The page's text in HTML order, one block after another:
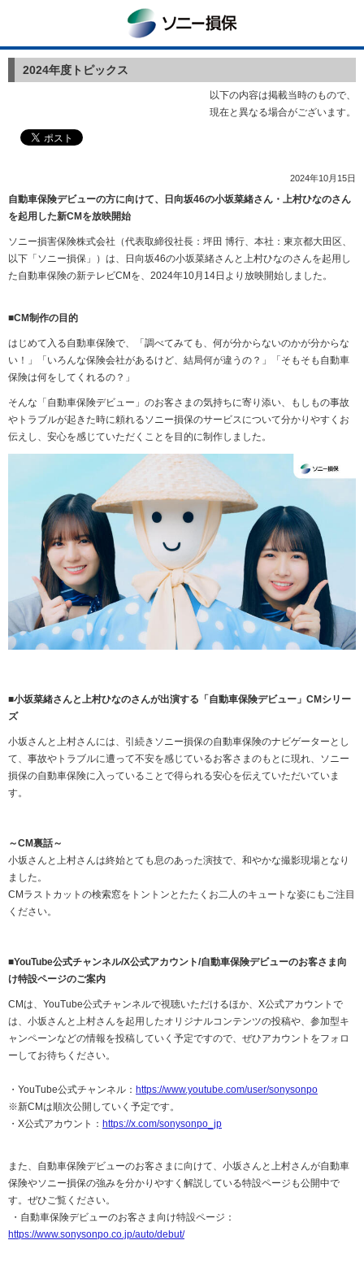
2024年度トピックス
以下の内容は掲載当時のもので、
現在と異なる場合がございます。
2024年10月15日
自動車保険デビューの方に向けて、日向坂46の小坂菜緒さん・上村ひなのさん
を起用した新CMを放映開始
ソニー損害保険株式会社（代表取締役社長：坪田 博行、本社：東京都大田区、
以下「ソニー損保」）は、日向坂46の小坂菜緒さんと上村ひなのさんを起用し
た自動車保険の新テレビCM を、 2024年10月 14日より放映開始しました。
■CM制作の目的
はじめて入る自動車保険で、「調べてみても、何が分からないのかが分からな
い！」「いろんな保険会社があるけど、結局何が違うの？」「そもそも自動車
保険は何をしてくれるの？」
そんな「自動車保険デビュー」のお客さまの気持ちに寄り添い、もしもの事故
やトラブルが起きた時に頼れるソニー損保のサービスについて分かりやすくお
伝えし、安心を感じていただくことを目的に制作しました。
■小坂菜緒さんと上村ひなのさんが出演する「自動車保険デビュー」 CMシリー
ズ
小坂さんと上村さんには、引続きソニー損保の自動車保険のナビゲーターとし
て、事故やトラブルに遭って不安を感じているお客さまのもとに現れ、ソニー
損保の自動車保険に入っていることで得られる安心を伝えていただいていま
す。
～CM裏話～
小坂さんと上村さんは終始とても息のあった演技で、和やかな撮影現場となり
ました。
CMラストカットの検索窓をトントンとたたくお二人のキュートな姿にもご注目
ください。
■YouTube公式チャンネル/X公式アカウント/自動車保険デビューのお客さま向
け特設ページのご案内
CMは、 YouTube公式チャンネルで視聴いただけるほか、 X公式アカウントで
は、小坂さんと上村さんを起用したオリジナルコンテンツの投稿や、参加型キ
ャンペーンなどの情報を投稿していく予定ですので、ぜひアカウントをフォロ
ーしてお待ちください。
・YouTube公式チャンネル： https://www.youtube.com/user/sonysonpo
※新CMは順次公開していく予定です。
・ X公式アカウント： https://x.com/sonysonpo_jp
また、自動車保険デビューのお客さまに向けて、小坂さんと上村さんが自動車
保険やソニー損保の強みを分かりやすく解説している特設ページも公開中で
す。ぜひご覧ください。
・自動車保険デビューのお客さま向け特設ページ：
https://www.sonysonpo.co.jp/auto/debut/